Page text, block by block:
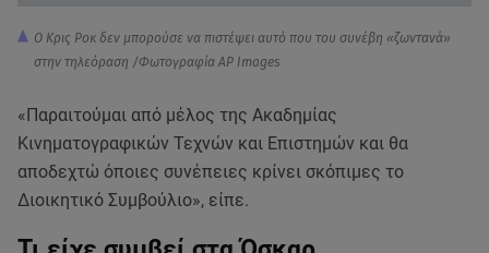
Ο Κρις Ροκ δεν μπορούσε να πιστέψει αυτό που του συνέβη «ζωντανά»
στην τηλεόραση /Φωτογραφία AP Images
«Παραιτούμαι από μέλος της Ακαδημίας
Κινηματογραφικών Τεχνών και Επιστημών και θα
αποδεχτώ όποιες συνέπειες κρίνει σκόπιμες το
Διοικητικό Συμβούλιο», είπε.